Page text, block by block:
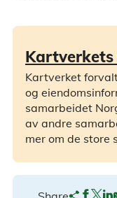
Kartverkets
Kartverket
og
samarbeidet
av andre
mer om de store